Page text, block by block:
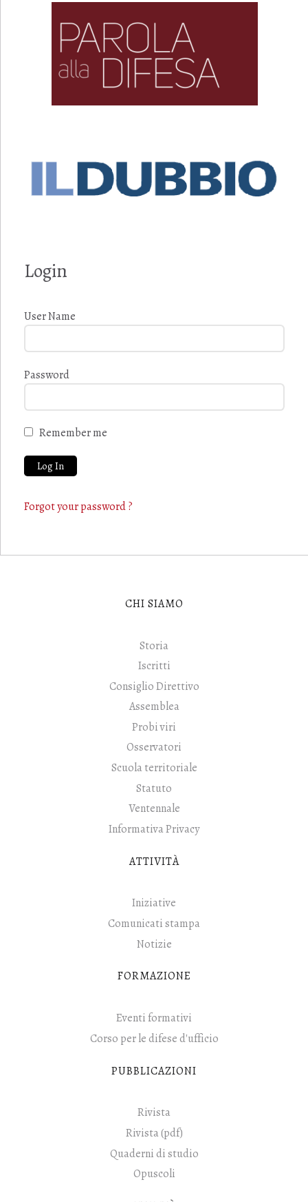
Login
User Name
Password
Remember me
Forgot your password ?
CHI SIAMO
Storia
Iscritti
Consiglio Direttivo
Assemblea
Probi viri
Osservatori
Scuola territoriale
Statuto
Ventennale
Informativa Privacy
ATTIVITÀ
Iniziative
Comunicati stampa
Notizie
FORMAZIONE
Eventi formativi
Corso per le difese d'ufficio
PUBBLICAZIONI
Rivista
Rivista (pdf)
Quaderni di studio
Opuscoli